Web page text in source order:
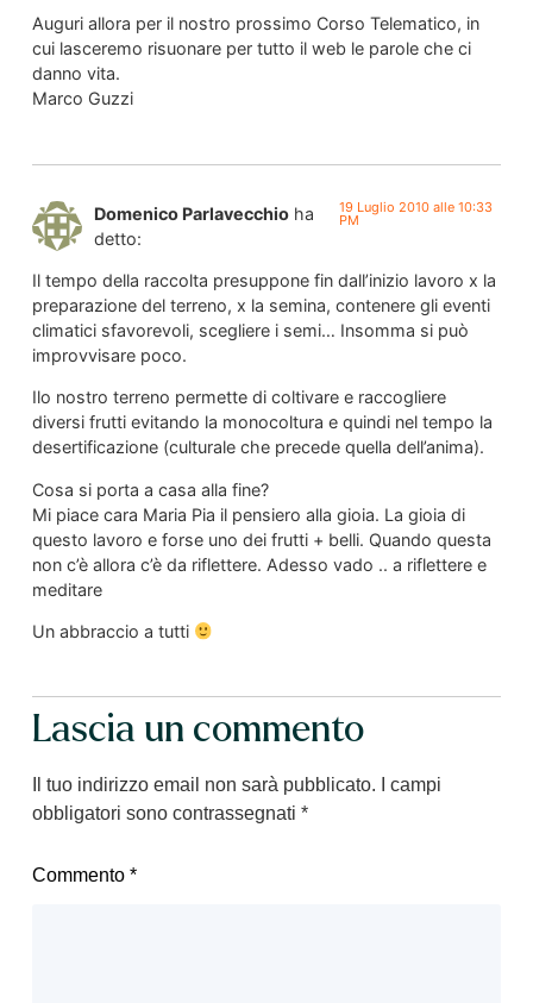
Auguri allora per il nostro prossimo Corso Telematico, in
cui lasceremo risuonare per tutto il web le parole che ci
danno vita.
Marco Guzzi
Domenico Parlavecchio ha
detto:
19 Luglio 2010 alle 10:33
PM
Il tempo della raccolta presuppone fin dall’inizio lavoro x la
preparazione del terreno, x la semina, contenere gli eventi
climatici sfavorevoli, scegliere i semi… Insomma si può
improvvisare poco.
Ilo nostro terreno permette di coltivare e raccogliere
diversi frutti evitando la monocoltura e quindi nel tempo la
desertificazione (culturale che precede quella dell’anima).
Cosa si porta a casa alla fine?
Mi piace cara Maria Pia il pensiero alla gioia. La gioia di
questo lavoro e forse uno dei frutti + belli. Quando questa
non c’è allora c’è da riflettere. Adesso vado .. a riflettere e
meditare
Un abbraccio a tutti
Lascia un commento
Il tuo indirizzo email non sarà pubblicato.
I campi
obbligatori sono contrassegnati *
Commento *